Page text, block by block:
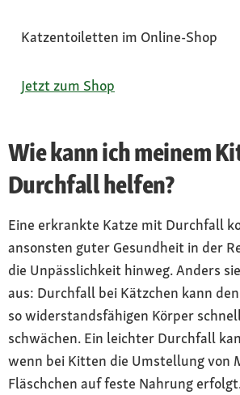
Katzentoiletten im Online-Shop
Jetzt zum Shop
Wie kann ich meinem
Durchfall helfen?
Eine erkrankte Katze mit Durchfall
ansonsten guter Gesundheit in der
die Unpässlichkeit hinweg. Anders
aus: Durchfall bei Kätzchen kann
so widerstandsfähigen Körper
schwächen. Ein leichter Durchfall
wenn bei Kitten die Umstellung von
Fläschchen auf feste Nahrung